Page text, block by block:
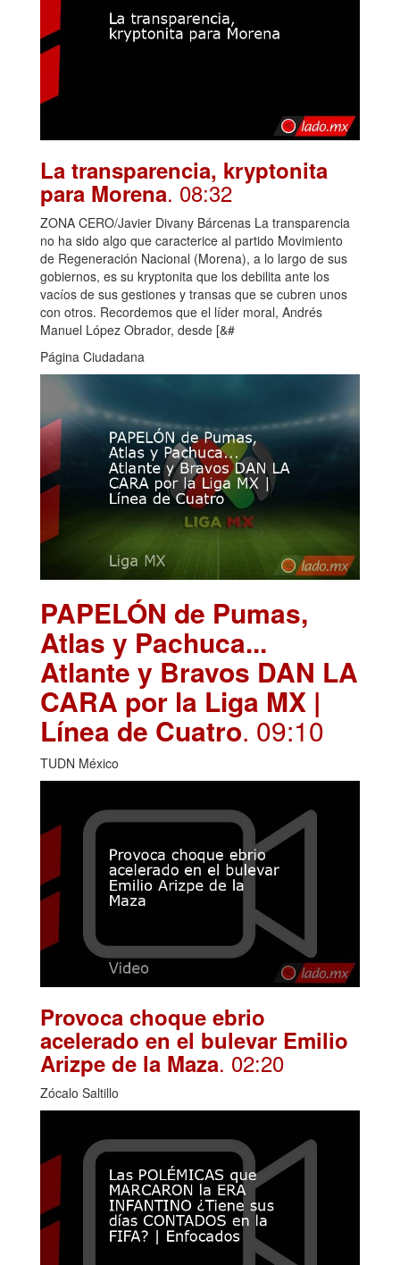
La transparencia, kryptonita
para Morena. 08:32
ZONA CERO/Javier Divany Bárcenas La transparencia
no ha sido algo que caracterice al partido Movimiento
de Regeneración Nacional (Morena), a lo largo de sus
gobiernos, es su kryptonita que los debilita ante los
vacíos de sus gestiones y transas que se cubren unos
con otros. Recordemos que el líder moral, Andrés
Manuel López Obrador, desde [&#
Página Ciudadana
PAPELÓN de Pumas,
Atlas y Pachuca...
Atlante y Bravos DAN LA
CARA por la Liga MX |
Línea de Cuatro. 09:10
TUDN México
Provoca choque ebrio
acelerado en el bulevar Emilio
Arizpe de la Maza. 02:20
Zócalo Saltillo